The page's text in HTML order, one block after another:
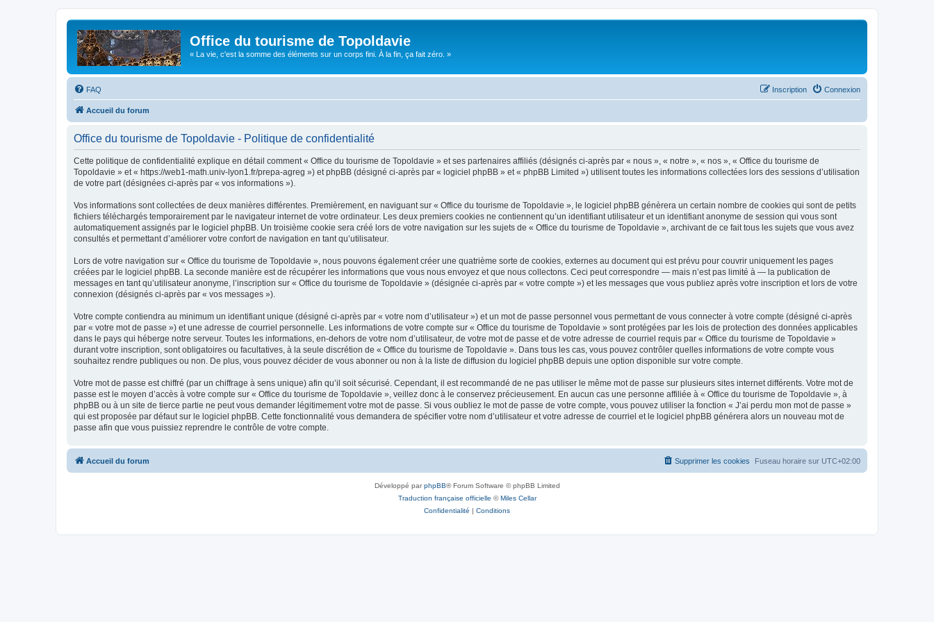
Office du tourisme de Topoldavie
« La vie, c'est la somme des éléments sur un corps fini. À la fin, ça fait zéro. »
FAQ Connexion
Inscription
Accueil du forum
Office du tourisme de Topoldavie - Politique de confidentialité
Cette politique de confidentialité explique en détail comment « Office du tourisme de Topoldavie » et ses partenaires affiliés (désignés ci-après par « nous », « notre », « nos », « Office du tourisme de
Topoldavie » et « https://web1-math.univ-lyon1.fr/prepa-agreg ») et phpBB (désigné ci-après par « logiciel phpBB » et « phpBB Limited ») utilisent toutes les informations collectées lors des sessions d’utilisation
de votre part (désignées ci-après par « vos informations »).
Vos informations sont collectées de deux manières différentes. Premièrement, en naviguant sur « Office du tourisme de Topoldavie », le logiciel phpBB génèrera un certain nombre de cookies qui sont de petits
fichiers téléchargés temporairement par le navigateur internet de votre ordinateur. Les deux premiers cookies ne contiennent qu’un identifiant utilisateur et un identifiant anonyme de session qui vous sont
automatiquement assignés par le logiciel phpBB. Un troisième cookie sera créé lors de votre navigation sur les sujets de « Office du tourisme de Topoldavie », archivant de ce fait tous les sujets que vous avez
consultés et permettant d’améliorer votre confort de navigation en tant qu’utilisateur.
Lors de votre navigation sur « Office du tourisme de Topoldavie », nous pouvons également créer une quatrième sorte de cookies, externes au document qui est prévu pour couvrir uniquement les pages
créées par le logiciel phpBB. La seconde manière est de récupérer les informations que vous nous envoyez et que nous collectons. Ceci peut correspondre — mais n’est pas limité à — la publication de
messages en tant qu’utilisateur anonyme, l’inscription sur « Office du tourisme de Topoldavie » (désignée ci-après par « votre compte ») et les messages que vous publiez après votre inscription et lors de votre
connexion (désignés ci-après par « vos messages »).
Votre compte contiendra au minimum un identifiant unique (désigné ci-après par « votre nom d’utilisateur ») et un mot de passe personnel vous permettant de vous connecter à votre compte (désigné ci-après
par « votre mot de passe ») et une adresse de courriel personnelle. Les informations de votre compte sur « Office du tourisme de Topoldavie » sont protégées par les lois de protection des données applicables
dans le pays qui héberge notre serveur. Toutes les informations, en-dehors de votre nom d’utilisateur, de votre mot de passe et de votre adresse de courriel requis par « Office du tourisme de Topoldavie »
durant votre inscription, sont obligatoires ou facultatives, à la seule discrétion de « Office du tourisme de Topoldavie ». Dans tous les cas, vous pouvez contrôler quelles informations de votre compte vous
souhaitez rendre publiques ou non. De plus, vous pouvez décider de vous abonner ou non à la liste de diffusion du logiciel phpBB depuis une option disponible sur votre compte.
Votre mot de passe est chiffré (par un chiffrage à sens unique) afin qu’il soit sécurisé. Cependant, il est recommandé de ne pas utiliser le même mot de passe sur plusieurs sites internet différents. Votre mot de
passe est le moyen d’accès à votre compte sur « Office du tourisme de Topoldavie », veillez donc à le conservez précieusement. En aucun cas une personne affiliée à « Office du tourisme de Topoldavie », à
phpBB ou à un site de tierce partie ne peut vous demander légitimement votre mot de passe. Si vous oubliez le mot de passe de votre compte, vous pouvez utiliser la fonction « J’ai perdu mon mot de passe »
qui est proposée par défaut sur le logiciel phpBB. Cette fonctionnalité vous demandera de spécifier votre nom d’utilisateur et votre adresse de courriel et le logiciel phpBB générera alors un nouveau mot de
passe afin que vous puissiez reprendre le contrôle de votre compte.
Accueil du forum Fuseau horaire sur UTC+02:00
Supprimer les cookies
Développé parphpBB® Forum Software © phpBB Limited
Traduction française officielle ©Miles Cellar
Confidentialité | Conditions